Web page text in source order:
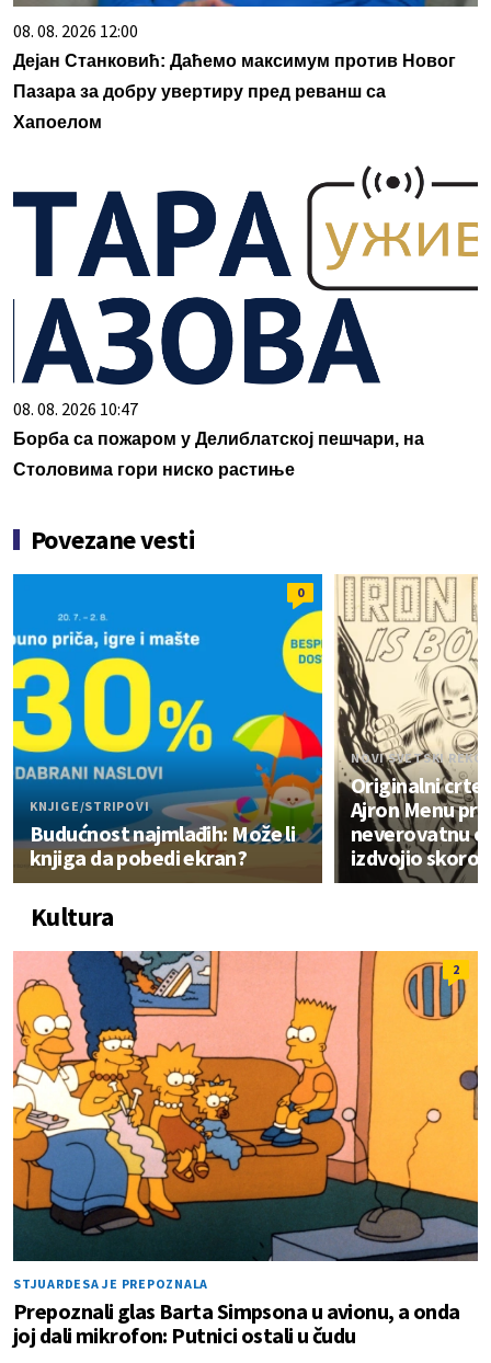
08. 08. 2026 12:00
Дејан Станковић: Даћемо максимум против Новог
Пазара за добру увертиру пред реванш са
Хапоелом
08. 08. 2026 10:47
Борба са пожаром у Делиблатској пешчари, на
Столовима гори ниско растиње
Povezane vesti
0
KNJIGE/STRIPOVI
Budućnost najmlađih: Može li
knjiga da pobedi ekran?
NOVI SVETSKI
Originalni
Ajron Menu
neverovatnu
izdvojio skoro
Kultura
2
STJUARDESA JE PREPOZNALA
Prepoznali glas Barta Simpsona u avionu, a onda
joj dali mikrofon: Putnici ostali u čudu